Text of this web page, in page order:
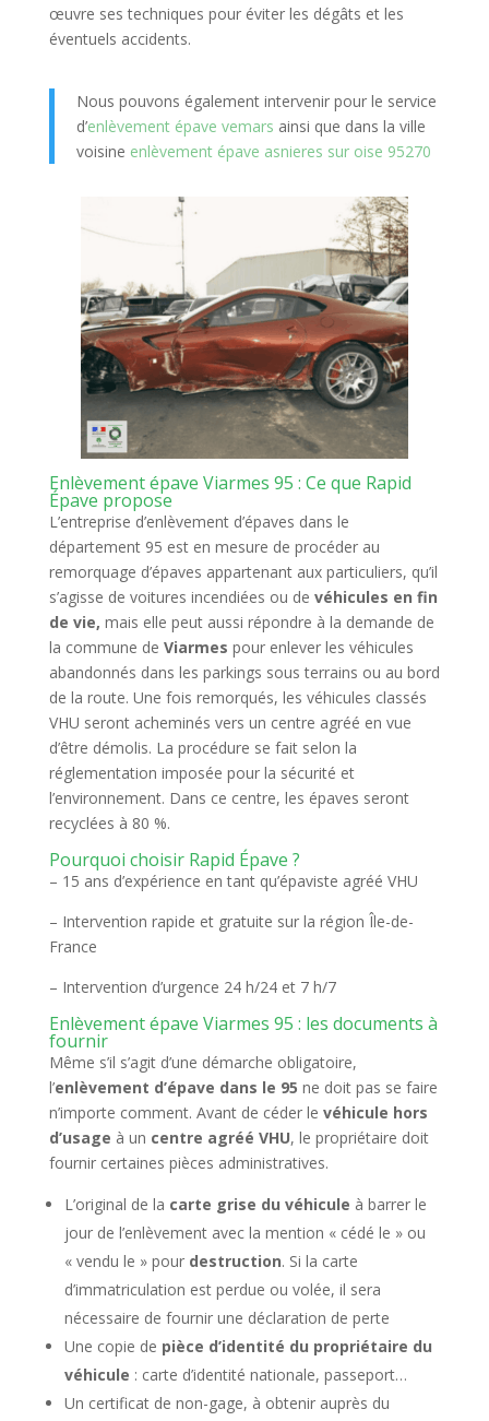
œuvre ses techniques pour éviter les dégâts et les
éventuels accidents.
Nous pouvons également intervenir pour le service
d’enlèvement épave vemars ainsi que dans la ville
voisine enlèvement épave asnieres sur oise 95270
Enlèvement épave Viarmes 95 : Ce que Rapid
Épave propose
L’entreprise d’enlèvement d’épaves dans le
département 95 est en mesure de procéder au
remorquage d’épaves appartenant aux particuliers, qu’il
s’agisse de voitures incendiées ou de véhicules en fin
de vie, mais elle peut aussi répondre à la demande de
la commune de Viarmes pour enlever les véhicules
abandonnés dans les parkings sous terrains ou au bord
de la route. Une fois remorqués, les véhicules classés
VHU seront acheminés vers un centre agréé en vue
d’être démolis. La procédure se fait selon la
réglementation imposée pour la sécurité et
l’environnement. Dans ce centre, les épaves seront
recyclées à 80 %.
Pourquoi choisir Rapid Épave ?
– 15 ans d’expérience en tant qu’épaviste agréé VHU
– Intervention rapide et gratuite sur la région Île-de-
France
– Intervention d’urgence 24 h/24 et 7 h/7
Enlèvement épave Viarmes 95 : les documents à
fournir
Même s’il s’agit d’une démarche obligatoire,
l’enlèvement d’épave dans le 95 ne doit pas se faire
n’importe comment. Avant de céder le véhicule hors
d’usage à un centre agréé VHU, le propriétaire doit
fournir certaines pièces administratives.
L’original de la carte grise du véhicule à barrer le
jour de l’enlèvement avec la mention « cédé le » ou
« vendu le » pour destruction. Si la carte
d’immatriculation est perdue ou volée, il sera
nécessaire de fournir une déclaration de perte
Une copie de pièce d’identité du propriétaire du
véhicule : carte d’identité nationale, passeport…
Un certificat de non-gage, à obtenir auprès du